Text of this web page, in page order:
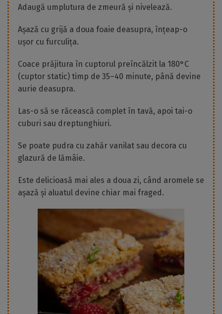
Adaugă umplutura de zmeură și nivelează.
Așază cu grijă a doua foaie deasupra, înțeap-o
ușor cu furculița.
Coace prăjitura în cuptorul preîncălzit la 180°C
(cuptor static) timp de 35–40 minute, până devine
aurie deasupra.
Las-o să se răcească complet în tavă, apoi tai-o
cuburi sau dreptunghiuri.
Se poate pudra cu zahăr vanilat sau decora cu
glazură de lămâie.
Este delicioasă mai ales a doua zi, când aromele se
așază și aluatul devine chiar mai fraged.